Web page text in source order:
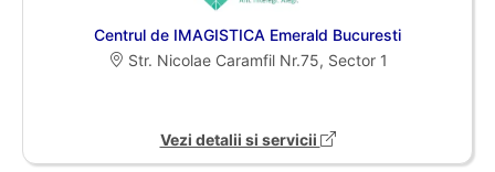
Centrul de IMAGISTICA Emerald Bucuresti
Str. Nicolae Caramfil Nr.75, Sector 1
Vezi detalii si servicii